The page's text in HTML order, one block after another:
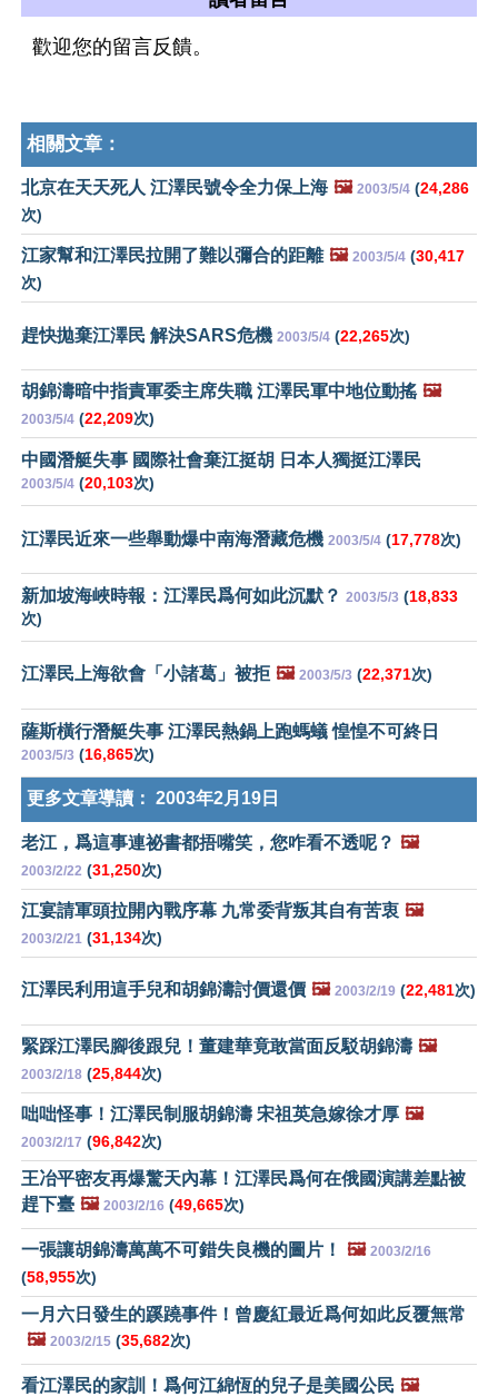
歡迎您的留言反饋。
相關文章：
北京在天天死人 江澤民號令全力保上海 🖼️ 2003/5/4 (24,286
次)
江家幫和江澤民拉開了難以彌合的距離 🖼️ 2003/5/4 (30,417
次)
趕快拋棄江澤民 解決SARS危機 2003/5/4 (22,265次)
胡錦濤暗中指責軍委主席失職 江澤民軍中地位動搖 🖼️
2003/5/4 (22,209次)
中國潛艇失事 國際社會棄江挺胡 日本人獨挺江澤民
2003/5/4 (20,103次)
江澤民近來一些舉動爆中南海潛藏危機 2003/5/4 (17,778次)
新加坡海峽時報：江澤民爲何如此沉默？ 2003/5/3 (18,833
次)
江澤民上海欲會「小諸葛」被拒 🖼️ 2003/5/3 (22,371次)
薩斯橫行潛艇失事 江澤民熱鍋上跑螞蟻 惶惶不可終日
2003/5/3 (16,865次)
更多文章導讀： 2003年2月19日
老江，爲這事連祕書都捂嘴笑，您咋看不透呢？ 🖼️
2003/2/22 (31,250次)
江宴請軍頭拉開內戰序幕 九常委背叛其自有苦衷 🖼️
2003/2/21 (31,134次)
江澤民利用這手兒和胡錦濤討價還價 🖼️ 2003/2/19 (22,481次)
緊踩江澤民腳後跟兒！董建華竟敢當面反駁胡錦濤 🖼️
2003/2/18 (25,844次)
咄咄怪事！江澤民制服胡錦濤 宋祖英急嫁徐才厚 🖼️
2003/2/17 (96,842次)
王冶平密友再爆驚天內幕！江澤民爲何在俄國演講差點被
趕下臺 🖼️ 2003/2/16 (49,665次)
一張讓胡錦濤萬萬不可錯失良機的圖片！ 🖼️ 2003/2/16
(58,955次)
一月六日發生的蹊蹺事件！曾慶紅最近爲何如此反覆無常
🖼️ 2003/2/15 (35,682次)
看江澤民的家訓！爲何江綿恆的兒子是美國公民 🖼️